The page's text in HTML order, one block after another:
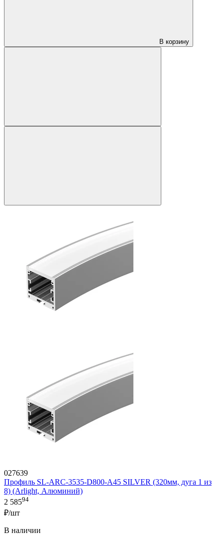
В корзину
027639
Профиль SL-ARC-3535-D800-A45 SILVER (320мм, дуга 1 из
8) (Arlight, Алюминий)
2 58594
₽/шт
В наличии